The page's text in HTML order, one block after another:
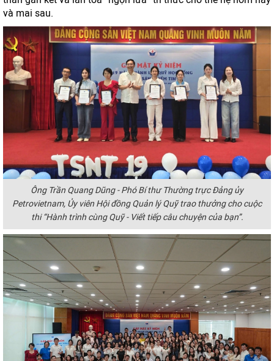
và mai sau.
Ông Trần Quang Dũng - Phó Bí thư Thường trực Đảng ủy
Petrovietnam, Ủy viên Hội đồng Quản lý Quỹ trao thưởng cho cuộc
thi “Hành trình cùng Quỹ - Viết tiếp câu chuyện của bạn”.